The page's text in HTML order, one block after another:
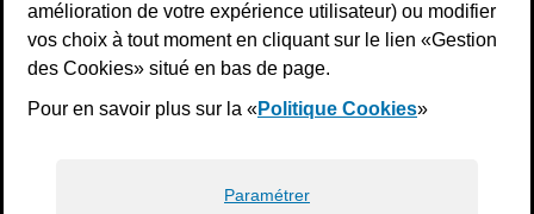
amélioration de votre expérience utilisateur) ou modifier
vos choix à tout moment en cliquant sur le lien «Gestion
des Cookies» situé en bas de page.
Pour en savoir plus sur la «Politique Cookies»
Paramétrer
Nous suivre
Facebook
Instagram
Youtube
LinkedIn
Calaméo